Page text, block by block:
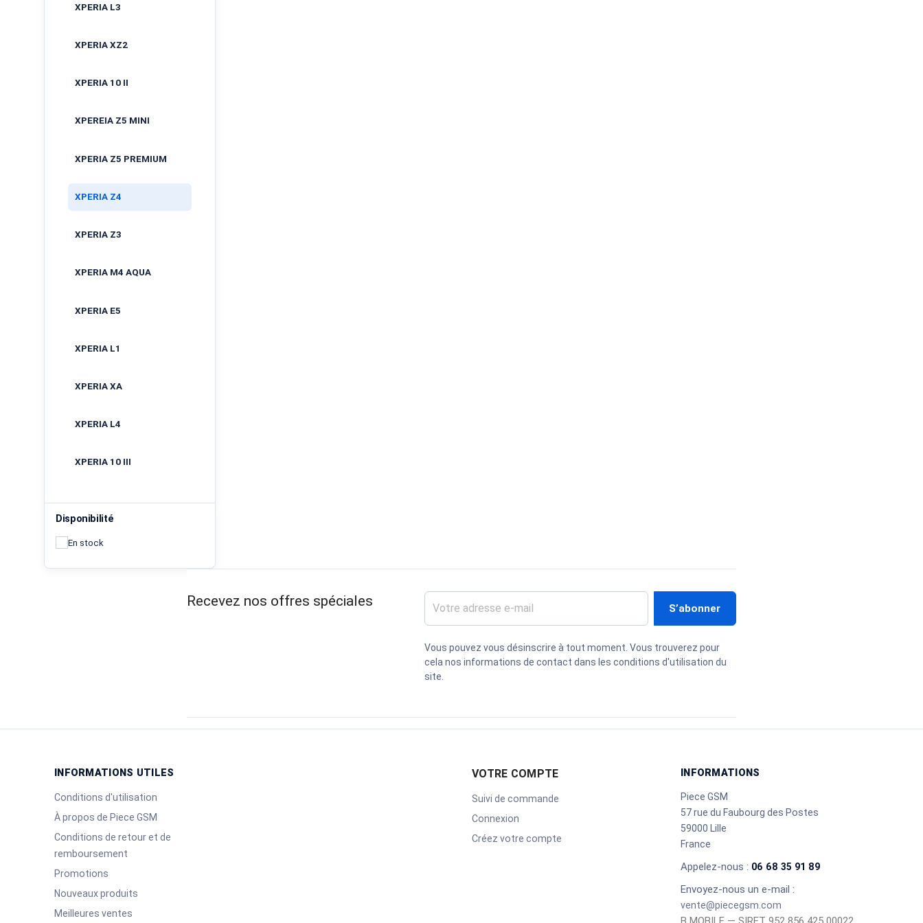
XPERIA L3
XPERIA XZ2
XPERIA 10 II
XPEREIA Z5 MINI
XPERIA Z5 PREMIUM
XPERIA Z4
XPERIA Z3
XPERIA M4 AQUA
XPERIA E5
XPERIA L1
XPERIA XA
XPERIA L4
XPERIA 10 III
Disponibilité
En stock
Recevez nos offres spéciales
Vous pouvez vous désinscrire à tout moment. Vous trouverez pour
cela nos informations de contact dans les conditions d'utilisation du
site.
INFORMATIONS UTILES
Conditions d'utilisation
À propos de Piece GSM
Conditions de retour et de
remboursement
Promotions
Nouveaux produits
Meilleures ventes
VOTRE COMPTE
Suivi de commande
Connexion
Créez votre compte
INFORMATIONS
Piece GSM
57 rue du Faubourg des Postes
59000 Lille
France
Appelez-nous : 06 68 35 91 89
Envoyez-nous un e-mail :
vente@piecegsm.com